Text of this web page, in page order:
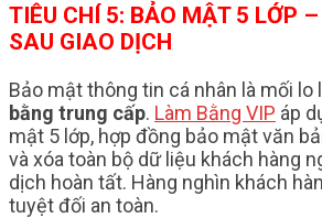
TIÊU CHÍ 5: BẢO MẬT 5 LỚP
SAU GIAO DỊCH
Bảo mật thông tin cá nhân là mối lo
bằng trung cấp. Làm Bằng VIP áp
mật 5 lớp, hợp đồng bảo mật văn
và xóa toàn bộ dữ liệu khách hàng
dịch hoàn tất. Hàng nghìn khách
tuyệt đối an toàn.